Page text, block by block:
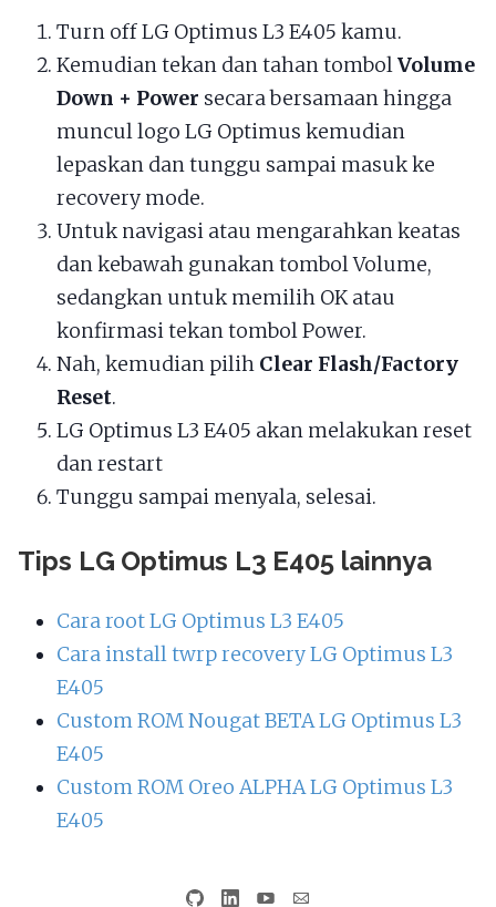
Turn off LG Optimus L3 E405 kamu.
Kemudian tekan dan tahan tombolVolume
Down + Power secara bersamaan hingga
muncul logo LG Optimus kemudian
lepaskan dan tunggu sampai masuk ke
recovery mode.
Untuk navigasi atau mengarahkan keatas
dan kebawah gunakan tombol Volume,
sedangkan untuk memilih OK atau
konfirmasi tekan tombol Power.
Nah, kemudian pilih Clear Flash/Factory
Reset.
LG Optimus L3 E405 akan melakukan reset
dan restart
Tunggu sampai menyala, selesai.
Tips LG Optimus L3 E405 lainnya
Cara root LG Optimus L3 E405
Cara install twrp recovery LG Optimus L3
E405
Custom ROM Nougat BETA LG Optimus L3
E405
Custom ROM Oreo ALPHA LG Optimus L3
E405